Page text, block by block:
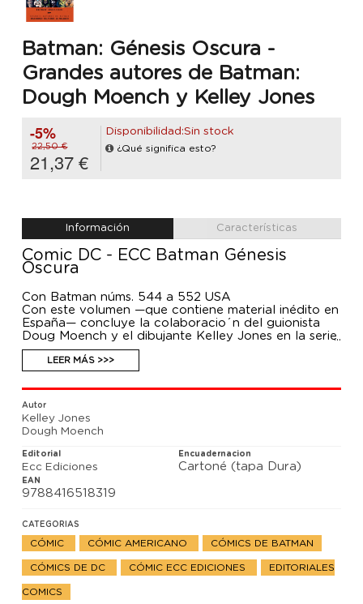
Batman: Génesis Oscura -
Grandes autores de Batman:
Dough Moench y Kelley Jones
-5%
22,50 €
21,37 €
Disponibilidad:Sin stock
¿Qué significa esto?
Información Características
Comic DC - ECC Batman Génesis
Oscura
Con Batman núms. 544 a 552 USA
Con este volumen —que contiene material inédito en
España— concluye la colaboracio´n del guionista
Doug Moench y el dibujante Kelley Jones en la serie
Batman. El resultado es una de las etapas ma´s
atractivas de esta cabecera, convertida en un
desfile de monstruos fantasmago´ricos, criaturas
sobrenaturales y pesadillas ultraterrenas.
LEER MÁS >>>
Autor
Kelley Jones
Dough Moench
Editorial
Ecc Ediciones
Encuadernacion
Cartoné (tapa Dura)
EAN
9788416518319
CATEGORIAS
CÓMIC CÓMIC AMERICANO CÓMICS DE BATMAN
CÓMICS DE DC CÓMIC ECC EDICIONES EDITORIALES
COMICS